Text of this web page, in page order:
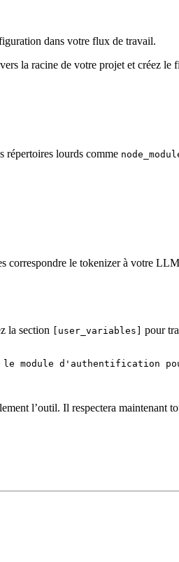
dans votre flux de travail.
la racine de votre projet et créez le
répertoires lourds comme
correspondre le tokenizer à votre
la section [user_variables] pour
le module d'authentification
l’outil. Il respectera maintenant